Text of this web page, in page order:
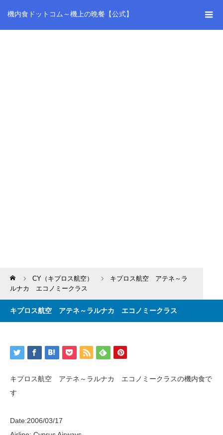
機内食ドットコム～機上の晩餐【公式】
Home CY（キプロス航空）
キプロス航空 アテネ～ラ
ルナカ エコノミークラス
キプロス航空 アテネ～ラルナカ エコノミークラス
キプロス航空 アテネ～ラルナカ エコノミークラスの機内食で
す
Date:2006/03/17